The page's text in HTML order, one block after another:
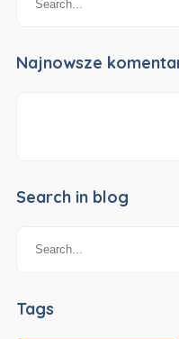
Najnowsze
Search in blog
Tags